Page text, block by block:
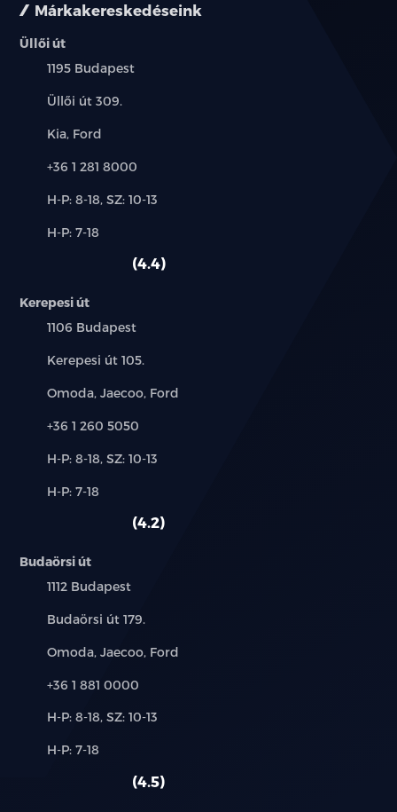
Márkakereskedéseink
Üllői út
Település:
1195 Budapest
Cím:
Üllői út 309.
Márkák:
Kia, Ford
Telefon:
+36 1 281 8000
Új-
használt
H-P: 8-18, SZ: 10-13
Alkatrész,
H-P: 7-18
4.4
Kerepesi út
Település:
1106 Budapest
Cím:
Kerepesi út 105.
Márkák:
Omoda, Jaecoo, Ford
Telefon:
+36 1 260 5050
Új-
használt
H-P: 8-18, SZ: 10-13
Alkatrész,
H-P: 7-18
4.2
Budaörsi út
Település:
1112 Budapest
Cím:
Budaörsi út 179.
Márkák:
Omoda, Jaecoo, Ford
Telefon:
+36 1 881 0000
Új-
használt
H-P: 8-18, SZ: 10-13
Alkatrész,
H-P: 7-18
4.5